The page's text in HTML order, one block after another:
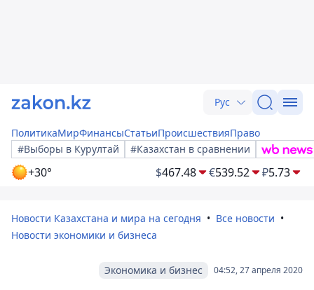
Рус
ПолитикаМирФинансыСтатьиПроисшествияПраво
#Выборы в Курултай
#Казахстан в сравнении
+30° $467.48 €539.52 ₽5.73
Новости Казахстана и мира на сегодня
Все новости
Новости экономики и бизнеса
04:52, 27 апреля 2020
Экономика и бизнес